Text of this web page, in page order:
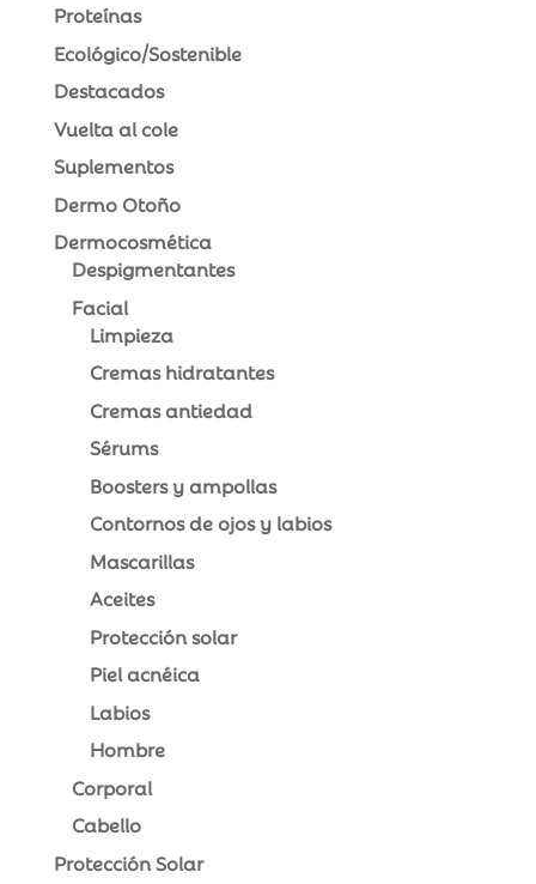
Proteínas
Ecológico/Sostenible
Destacados
Vuelta al cole
Suplementos
Dermo Otoño
Dermocosmética
Despigmentantes
Facial
Limpieza
Cremas hidratantes
Cremas antiedad
Sérums
Boosters y ampollas
Contornos de ojos y labios
Mascarillas
Aceites
Protección solar
Piel acnéica
Labios
Hombre
Corporal
Cabello
Protección Solar